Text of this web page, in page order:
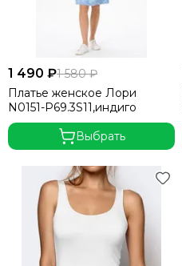
1 490 ₽1 580 ₽
Платье женское Лори
N0151-P69.3S11,индиго
Выбрать